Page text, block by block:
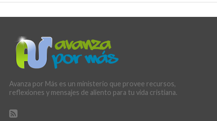
Avanza por Más es un ministerio que provee recursos,
reflexiones y mensajes de aliento para tu vida cristiana.